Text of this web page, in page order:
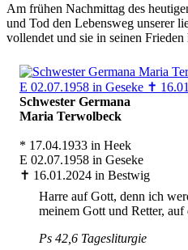
Am frühen Nachmittag des
und Tod den Lebensweg unserer
vollendet und sie in seinen Frieden
Schwester Germana
Maria Terwolbeck
* 17.04.1933 in Heek
E 02.07.1958 in Geseke
✝︎ 16.01.2024 in Bestwig
Harre auf Gott, denn ich
meinem Gott und Retter, auf
Ps 42,6 Tagesliturgie